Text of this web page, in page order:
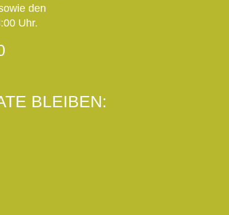
den
Uhr.
BLEIBEN: